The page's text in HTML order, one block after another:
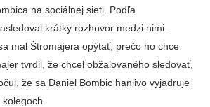
na sociálnej sieti. Podľa
krátky rozhovor medzi nimi.
mal Štromajera opýtať, prečo ho chce
tvrdil, že chcel obžalovaného sledovať,
že sa Daniel Bombic hanlivo vyjadruje